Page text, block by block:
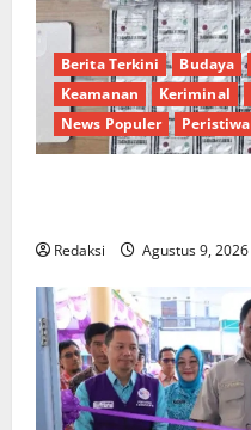
Berita Terkini Budaya
Keamanan
Keriminal
News Populer
Peristiwa
Redaksi Agustus 9, 2026